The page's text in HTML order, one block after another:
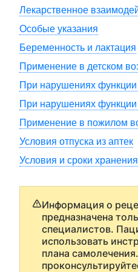
Лекарственное
Особые указания
Беременность и лактация
Применение в детском
При нарушениях функции
При нарушениях функции
Применение в пожилом
Условия отпуска из аптек
Условия и сроки хранения
Информация о
предназначена
специалистов.
использовать
плана